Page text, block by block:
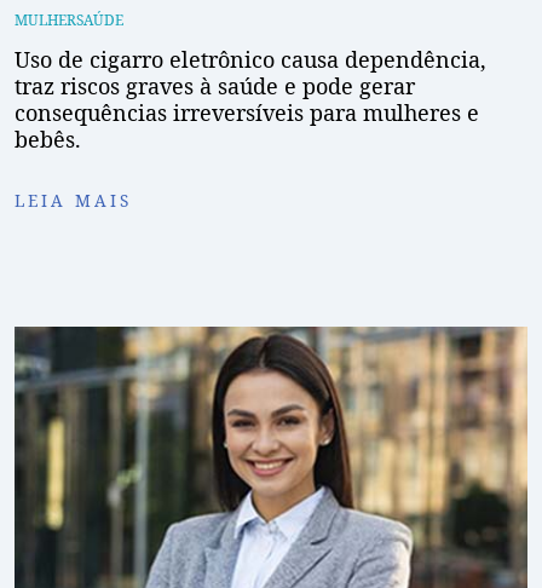
MULHERSAÚDE
Uso de cigarro eletrônico causa dependência,
traz riscos graves à saúde e pode gerar
consequências irreversíveis para mulheres e
bebês.
LEIA MAIS